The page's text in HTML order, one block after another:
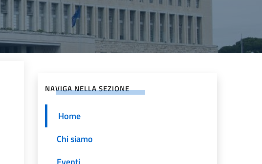
NAVIGA NELLA SEZIONE
Home
Chi siamo